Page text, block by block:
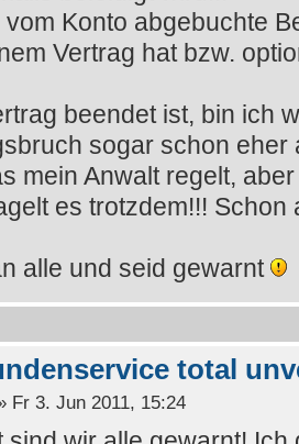
Konto abgebuchte
Vertrag hat bzw.
beendet ist, bin ich
sogar schon
mein Anwalt regelt,
es trotzdem!!!
alle und seid gewarnt
total
Fr 3. Jun 2011, 15:24